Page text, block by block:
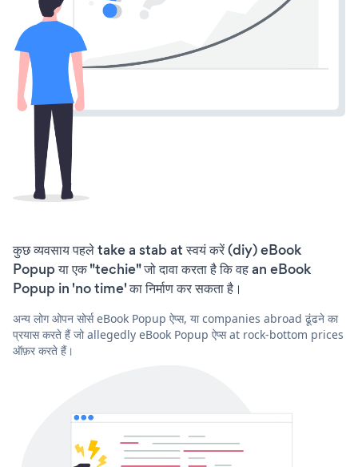
कुछ व्यवसाय पहले take a stab at स्वयं करें (diy) eBook
Popup या एक "techie" जो दावा करता है कि वह an eBook
Popup in 'no time' का निर्माण कर सकता है।
अन्य लोग ओपन सोर्स eBook Popup ऐप्स, या companies abroad ढूंढने का
प्रयास करते हैं जो allegedly eBook Popup ऐप्स at rock-bottom prices
ऑफ़र करते हैं।